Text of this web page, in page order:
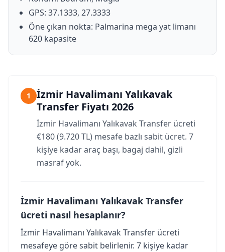
GPS: 37.1333, 27.3333
Öne çıkan nokta: Palmarina mega yat limanı
620 kapasite
1
İzmir Havalimanı Yalıkavak
Transfer Fiyatı 2026
İzmir Havalimanı Yalıkavak Transfer ücreti
€180 (9.720 TL) mesafe bazlı sabit ücret. 7
kişiye kadar araç başı, bagaj dahil, gizli
masraf yok.
İzmir Havalimanı Yalıkavak Transfer
ücreti nasıl hesaplanır?
İzmir Havalimanı Yalıkavak Transfer ücreti
mesafeye göre sabit belirlenir. 7 kişiye kadar